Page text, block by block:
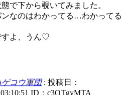
で下から覗いてみました。
なのはわかってる…わかってる
すよ、うん♡
ゲコウ軍団: 投稿日：
ID：c3OTgyMTA